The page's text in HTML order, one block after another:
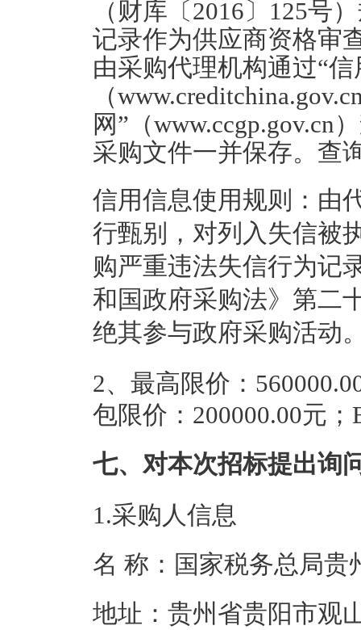
（财库〔2016〕125号
记录作为供应商资格审
由采购代理机构通过“
（
网”（www.ccgp.gov.cn
采购文件一并保存。查
信用信息使用规则：由
行甄别，对列入失信被
购严重违法失信行为记
和国政府采购法》第二
绝其参与政府采购活动
2、 最高限价：
包限价：200000.00元
七、对本次招标提出询
1.采购人信息
名 称：国家税务
地址：贵州省贵阳市观